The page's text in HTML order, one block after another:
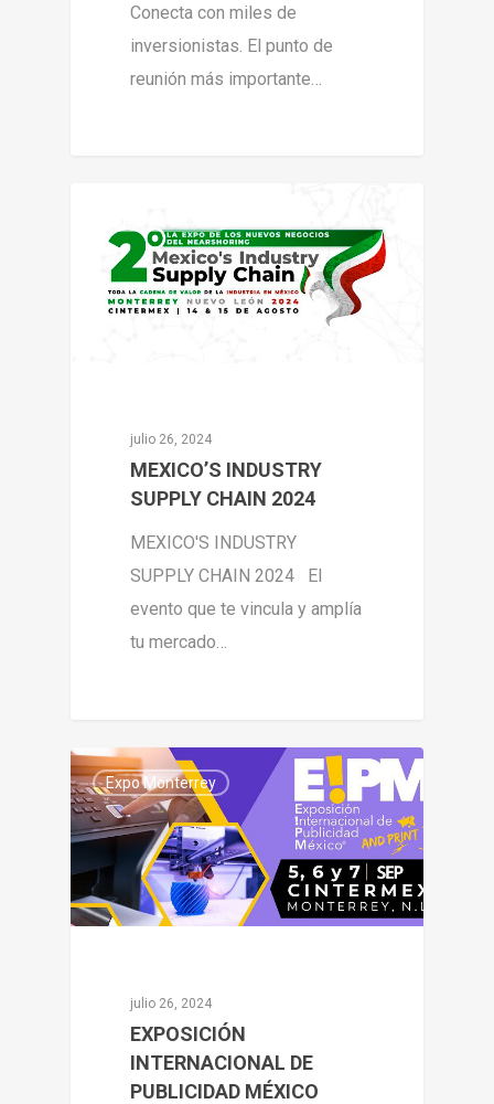
Conecta con miles de
inversionistas. El punto de
reunión más importante…
julio 26, 2024
MEXICO’S INDUSTRY
SUPPLY CHAIN 2024
MEXICO'S INDUSTRY
SUPPLY CHAIN 2024 El
evento que te vincula y amplía
tu mercado…
Expo Monterrey
julio 26, 2024
EXPOSICIÓN
INTERNACIONAL DE
PUBLICIDAD MÉXICO